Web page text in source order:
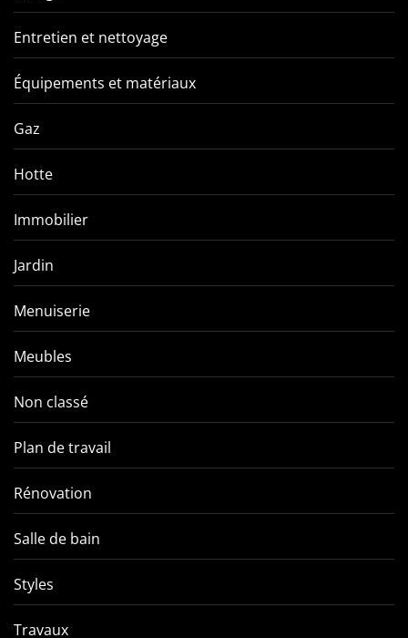
Entretien et nettoyage
Équipements et matériaux
Gaz
Hotte
Immobilier
Jardin
Menuiserie
Meubles
Non classé
Plan de travail
Rénovation
Salle de bain
Styles
Travaux